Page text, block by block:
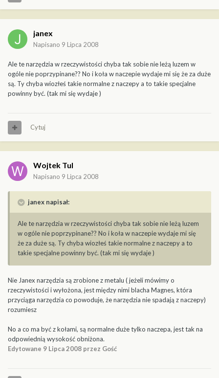
janex
Napisano 9 Lipca 2008
Ale te narzędzia w rzeczywistości chyba tak sobie nie leżą luzem w
ogóle nie poprzypinane?? No i koła w naczepie wydaje mi się że za duże
są. Ty chyba wiozłeś takie normalne z naczepy a to takie specjalne
powinny być. (tak mi się wydaje )
Cytuj
Wojtek Tul
Napisano 9 Lipca 2008
janex napisał:
Ale te narzędzia w rzeczywistości chyba tak sobie nie leżą luzem
w ogóle nie poprzypinane?? No i koła w naczepie wydaje mi się
że za duże są. Ty chyba wiozłeś takie normalne z naczepy a to
takie specjalne powinny być. (tak mi się wydaje )
Nie Janex narzędzia są zrobione z metalu ( jeżeli mówimy o
rzeczywistości i wyłożona, jest między nimi blacha Magnes, która
przyciąga narzędzia co powoduje, że narzędzia nie spadają z naczepy)
rozumiesz
No a co ma być z kołami, są normalne duże tylko naczepa, jest tak na
odpowiednią wysokość obniżona.
Edytowane 9 Lipca 2008 przez Gość